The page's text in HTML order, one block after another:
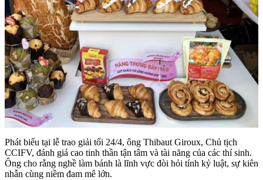
Phát biểu tại lễ trao giải tối 24/4, ông Thibaut Giroux, Chủ tịch
CCIFV, đánh giá cao tinh thần tận tâm và tài năng của các thí sinh.
Ông cho rằng nghề làm bánh là lĩnh vực đòi hỏi tính kỷ luật, sự kiên
nhẫn cùng niềm đam mê lớn.